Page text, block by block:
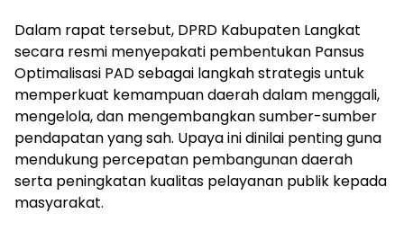
Dalam rapat tersebut, DPRD Kabupaten Langkat
secara resmi menyepakati pembentukan Pansus
Optimalisasi PAD sebagai langkah strategis untuk
memperkuat kemampuan daerah dalam menggali,
mengelola, dan mengembangkan sumber-sumber
pendapatan yang sah. Upaya ini dinilai penting guna
mendukung percepatan pembangunan daerah
serta peningkatan kualitas pelayanan publik kepada
masyarakat.